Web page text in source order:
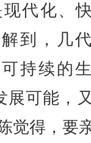
代化、
到，几
持续的
展可能，
觉得，要